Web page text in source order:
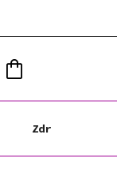
KOŠÍKZdravá výživa